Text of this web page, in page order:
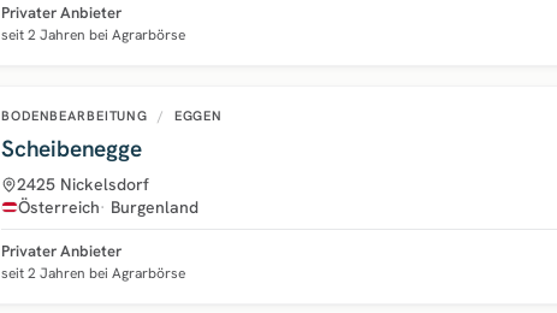
Privater Anbieter
seit 2 Jahren bei Agrarbörse
BODENBEARBEITUNG / EGGEN
Scheibenegge
2425 Nickelsdorf
Österreich
Burgenland
Privater Anbieter
seit 2 Jahren bei Agrarbörse